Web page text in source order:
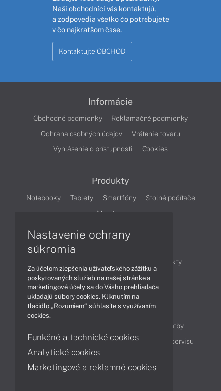
Naši obchodníci vás kontaktujú,
a zodpovedia všetko čo potrebujete
v čo najkratšom čase.
Kontaktujte OBCHOD
Informácie
Obchodné podmienky
Reklamačné podmienky
Ochrana osobných údajov
Vrátenie tovaru
Vyhlásenie o prístupnosti
Cookies
Produkty
Notebooky Tablety Smartfóny
Stolné počítače
Monitory
Produkty
Technológie
Videá
Obsah
Možnosti doručenia a platby
Podpora a servis
Servisné služby Cenník servisu
Kontakty
Nastavenie ochrany
súkromia
Za účelom zlepšenia užívateľského zážitku a
poskytovaných služieb na našej stránke a
marketingové účely sa do Vášho prehliadača
ukladajú súbory cookies. Kliknutím na
tlačidlo „Rozumiem“ súhlasíte s využívaním
cookies.
Funkčné a technické cookies
Analytické cookies
Marketingové a reklamné cookies